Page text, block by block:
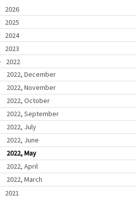
2026
2025
2024
2023
2022
2022, December
2022, November
2022, October
2022, September
2022, July
2022, June
2022, May
2022, April
2022, March
2021